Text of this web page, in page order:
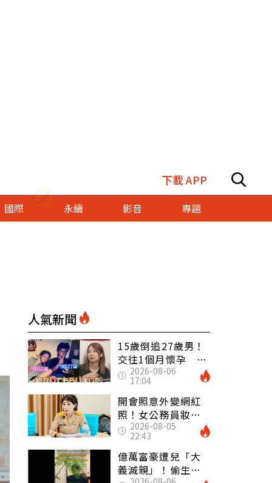
下載 APP
國際 永續 影音 專題
人氣新聞
15歲倒追27歲男！
交往1個月懷孕 36
歲當阿嬤故事曝光
2026-08-06
17:04
開會照意外變網紅
照！女公務員妝容
掀2千則留言 本人
怒嗆：化妝有錯嗎
2026-08-05
22:43
億萬富豪遭兒「大
義滅親」！偷生子